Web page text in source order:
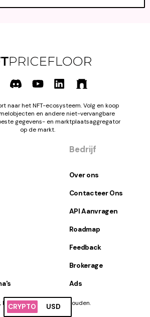
CRYPTO USD
naar het NFT-ecosysteem. Volg en koop
en andere niet-vervangbare
gegevens- en marktplaatsaggregator
op de markt.
Bedrijf
Over ons
Contacteer Ons
API Aanvragen
Roadmap
Feedback
Brokerage
Ads
Inc. Alle rechten voorbehouden.